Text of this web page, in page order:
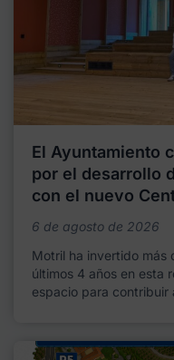
El Ayuntamiento
por el desarrollo
con el nuevo
6 de agosto de 2026
Motril ha invertido más
últimos 4 años en esta
espacio para contribuir